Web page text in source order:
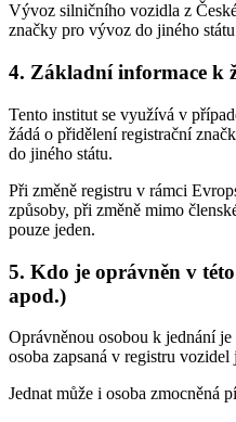
Vývoz silničního vozidla z
značky pro vývoz do jiného státu
4. Základní informace k
Tento institut se využívá v
žádá o přidělení registrační
do jiného státu.
Při změně registru v rámci
způsoby, při změně mimo
pouze jeden.
5. Kdo je oprávněn v
apod.)
Oprávněnou osobou k jednání
osoba zapsaná v registru
Jednat může i osoba zmocněná